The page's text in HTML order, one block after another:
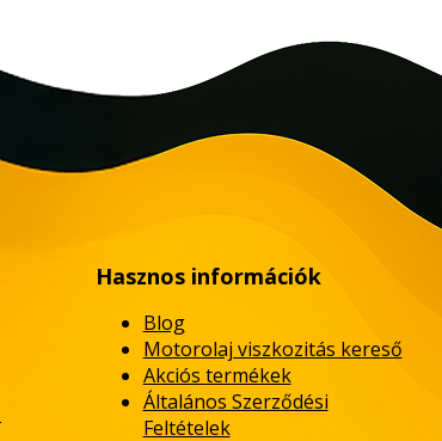
Hasznos információk
Blog
Motorolaj viszkozitás kereső
Akciós termékek
Általános Szerződési
Feltételek